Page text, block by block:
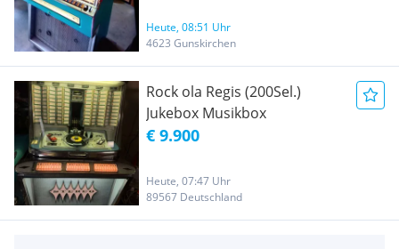
ÜBERHOLT NEUE NADEL
UND KOMPLETTES SERVICE
GEMACHT
Heute, 08:51 Uhr
4623 Gunskirchen
Rock ola Regis (200Sel.)
Jukebox Musikbox
€ 9.900
Heute, 07:47 Uhr
89567 Deutschland